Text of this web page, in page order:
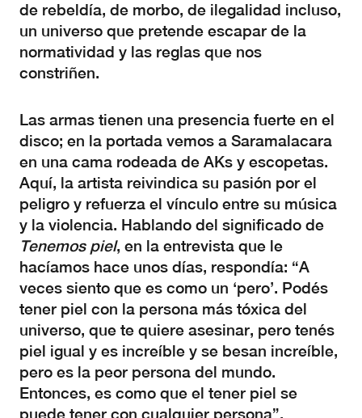
de rebeldía, de morbo, de ilegalidad incluso,
un universo que pretende escapar de la
normatividad y las reglas que nos
constriñen.
Las armas tienen una presencia fuerte en el
disco; en la portada vemos a Saramalacara
en una cama rodeada de AKs y escopetas.
Aquí, la artista reivindica su pasión por el
peligro y refuerza el vínculo entre su música
y la violencia. Hablando del significado de
Tenemos piel, en la entrevista que le
hacíamos hace unos días, respondía: “A
veces siento que es como un ‘pero’. Podés
tener piel con la persona más tóxica del
universo, que te quiere asesinar, pero tenés
piel igual y es increíble y se besan increíble,
pero es la peor persona del mundo.
Entonces, es como que el tener piel se
puede tener con cualquier persona”.